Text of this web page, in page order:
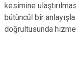
kesimine
bütüncül bir
doğrultusunda